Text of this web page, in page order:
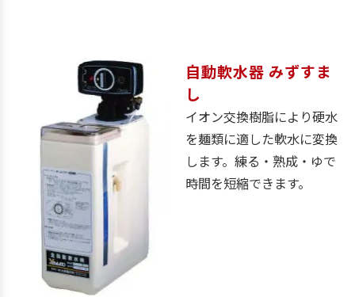
自動軟水器 みずすま
し
イオン交換樹脂により硬水
を麺類に適した軟水に変換
します。練る・熟成・ゆで
時間を短縮できます。